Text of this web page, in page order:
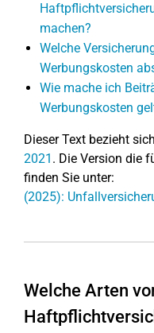
machen?
Welche
Werbungskosten
Wie mache ich
Werbungskosten
Dieser Text bezieht
2021 . Die Version die
finden Sie unter:
(2025):
Welche Arten